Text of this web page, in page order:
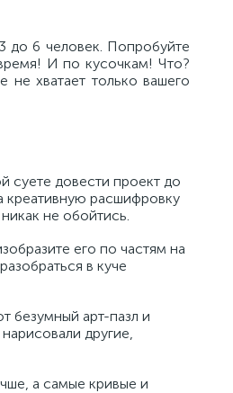
до 6 человек. Попробуйте
И по кусочкам! Что?
не хватает только вашего
суете довести проект до
креативную расшифровку
не обойтись.
его по частям на
в куче
безумный арт-пазл и
другие,
а самые кривые и